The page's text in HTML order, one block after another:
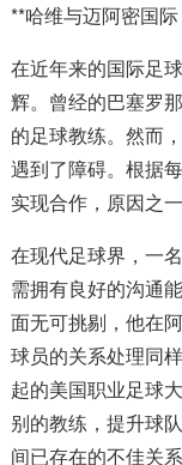
**哈维与迈阿密国
在近年来的国际足
辉。曾经的巴塞罗
的足球教练。然而
遇到了障碍。根据
实现合作，原因之
在现代足球界，一
需拥有良好的沟通
面无可挑剔，他在
球员的关系处理同
起的美国职业足球
别的教练，提升球
间已存在的不佳关